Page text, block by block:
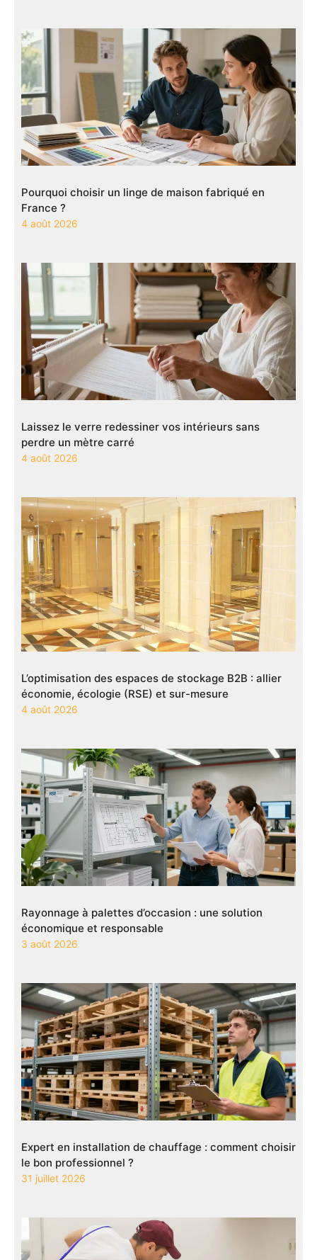
Pourquoi choisir un linge de maison fabriqué en
France ?
4 août 2026
Laissez le verre redessiner vos intérieurs sans
perdre un mètre carré
4 août 2026
L’optimisation des espaces de stockage B2B : allier
économie, écologie (RSE) et sur-mesure
4 août 2026
Rayonnage à palettes d’occasion : une solution
économique et responsable
3 août 2026
Expert en installation de chauffage : comment choisir
le bon professionnel ?
31 juillet 2026